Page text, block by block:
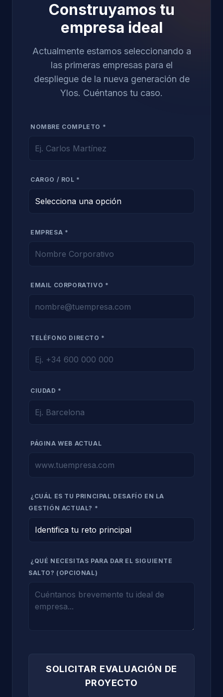
Construyamos tu
empresa ideal
Actualmente estamos seleccionando a
las primeras empresas para el
despliegue de la nueva generación de
Ylos. Cuéntanos tu caso.
NOMBRE COMPLETO *
CARGO / ROL *
EMPRESA *
EMAIL CORPORATIVO *
TELÉFONO DIRECTO *
CIUDAD *
PÁGINA WEB ACTUAL
¿CUÁL ES TU PRINCIPAL DESAFÍO EN LA
GESTIÓN ACTUAL? *
¿QUÉ NECESITAS PARA DAR EL SIGUIENTE
SALTO? (OPCIONAL)
SOLICITAR EVALUACIÓN DE
PROYECTO